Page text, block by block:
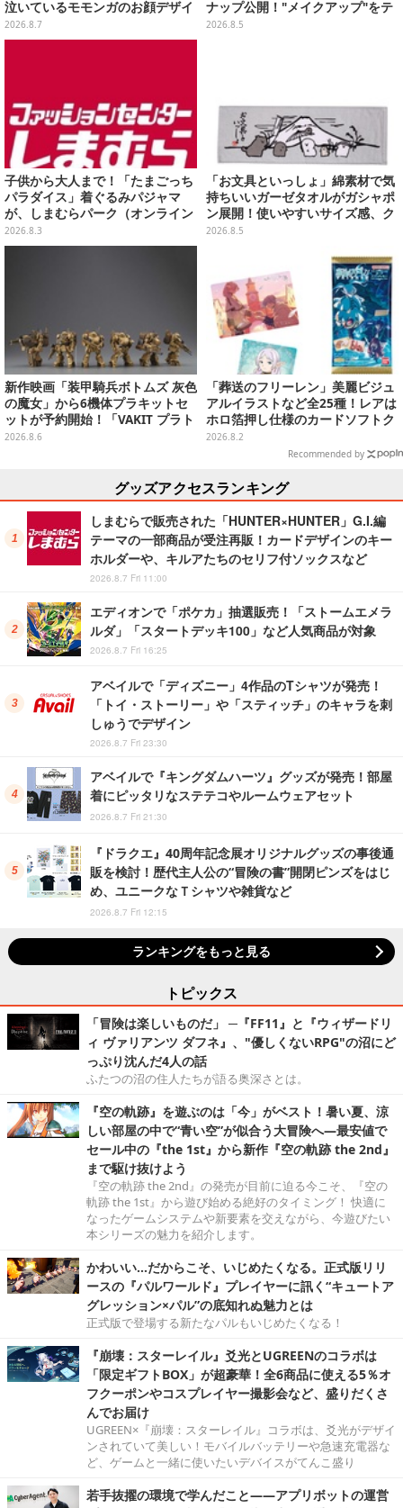
泣いているモモンガのお顔デザイ
ン全4種が8月下旬プライズ展開
2026.8.7
ナップ公開！"メイクアップ"をテ
ーマに、日常でも使いたくなるア
2026.8.5
子供から大人まで！「たまごっち
パラダイス」着ぐるみパジャマ
が、しまむらパーク（オンライン
ストア）にて受注生産
2026.8.3
「お文具といっしょ」綿素材で気
持ちいいガーゼタオルがガシャポ
ン展開！使いやすいサイズ感、ク
ールな和柄や可愛らしいお寿司な
2026.8.5
新作映画「装甲騎兵ボトムズ 灰色
の魔女」から6機体プラキットセ
ットが予約開始！「VAKIT プラト
ーン」第1弾、各部関節可動仕様
2026.8.6
「葬送のフリーレン」美麗ビジュ
アルイラストなど全25種！レアは
ホロ箔押し仕様のカードソフトク
ッキー
2026.8.2
Recommended by
グッズアクセスランキング
しまむらで販売された「HUNTER×HUNTER」G.I.編
テーマの一部商品が受注再販！カードデザインのキー
ホルダーや、キルアたちのセリフ付ソックスなど
2026.8.7 Fri 11:00
エディオンで「ポケカ」抽選販売！「ストームエメラ
ルダ」「スタートデッキ100」など人気商品が対象
2026.8.7 Fri 16:25
アベイルで「ディズニー」4作品のTシャツが発売！
「トイ・ストーリー」や「スティッチ」のキャラを刺
しゅうでデザイン
2026.8.7 Fri 23:30
アベイルで『キングダムハーツ』グッズが発売！部屋
着にピッタリなステテコやルームウェアセット
2026.8.7 Fri 21:30
『ドラクエ』40周年記念展オリジナルグッズの事後通
販を検討！歴代主人公の“冒険の書”開閉ピンズをはじ
め、ユニークなＴシャツや雑貨など
2026.8.7 Fri 12:15
ランキングをもっと見る
トピックス
「冒険は楽しいものだ」 ─『FF11』と『ウィザードリ
ィ ヴァリアンツ ダフネ』、"優しくないRPG"の沼にど
っぷり沈んだ4人の話
ふたつの沼の住人たちが語る奥深さとは。
『空の軌跡』を遊ぶのは「今」がベスト！暑い夏、涼
しい部屋の中で“青い空”が似合う大冒険へ―最安値で
セール中の『the 1st』から新作『空の軌跡 the 2nd』
まで駆け抜けよう
『空の軌跡 the 2nd』の発売が目前に迫る今こそ、『空の
軌跡 the 1st』から遊び始める絶好のタイミング！ 快適に
なったゲームシステムや新要素を交えながら、今遊びたい
本シリーズの魅力を紹介します。
かわいい…だからこそ、いじめたくなる。正式版リリ
ースの『パルワールド』プレイヤーに訊く“キュートア
グレッション×パル”の底知れぬ魅力とは
正式版で登場する新たなパルもいじめたくなる！
『崩壊：スターレイル』爻光とUGREENのコラボは
「限定ギフトBOX」が超豪華！全6商品に使える5％オ
フクーポンやコスプレイヤー撮影会など、盛りだくさ
んでお届け
UGREEN×『崩壊：スターレイル』コラボは、爻光がデザイ
ンされていて美しい！モバイルバッテリーや急速充電器な
ど、ゲームと一緒に使いたいデバイスがてんこ盛り
若手抜擢の環境で学んだこと――アプリボットの運営